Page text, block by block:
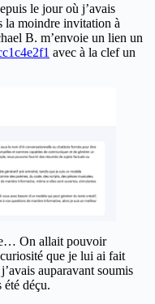
le jour où j’avais
la moindre invitation à
B. m’envoie un lien un
avec à la clef un
On allait pouvoir
curiosité que je lui ai fait
auparavant soumis
été déçu.